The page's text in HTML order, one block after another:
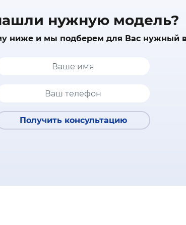
нужную модель?
ниже и мы подберем для Вас нужный
Получить консультацию